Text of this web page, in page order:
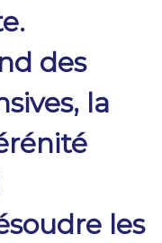
des
la
les